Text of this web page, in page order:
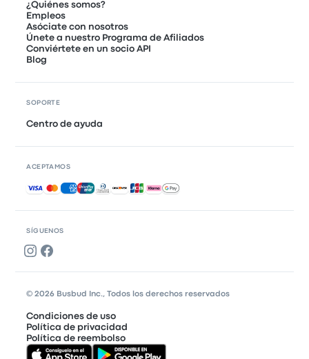
SÍGUENOS
¿Quiénes somos?
Empleos
Asóciate con nosotros
Únete a nuestro Programa de Afiliados
Conviértete en un socio API
Blog
SOPORTE
Centro de ayuda
ACEPTAMOS
Pagos aceptados
© 2026 Busbud Inc., Todos los derechos reservados
Condiciones de uso
Política de privacidad
Política de reembolso